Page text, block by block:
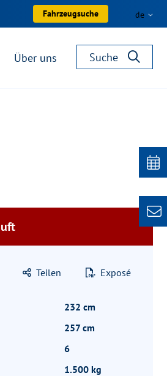
Fahrzeugsuche de
Über uns Suche
Teilen Exposé
232 cm
257 cm
6
1.500 kg